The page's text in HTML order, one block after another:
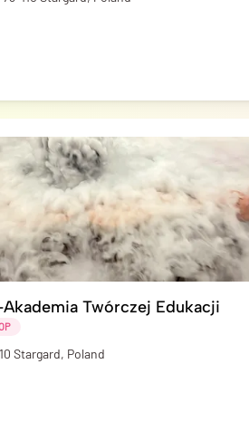
Twórczej Edukacji
Stargard, Poland